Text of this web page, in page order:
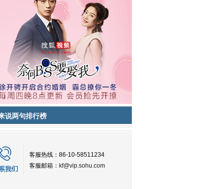
说两句排行榜
客服热线：86-10-58511234
客服邮箱： kf@vip.sohu.com